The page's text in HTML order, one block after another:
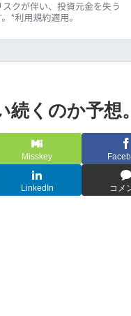
くのか予想。
Misskey
LinkedIn コメ